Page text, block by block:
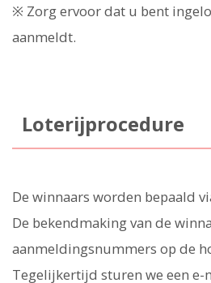
※ Zorg ervoor dat u bent
aanmeldt.
Loterijprocedure
De winnaars worden bepaald
De bekendmaking van de
aanmeldingsnummers op de
Tegelijkertijd sturen we een e-